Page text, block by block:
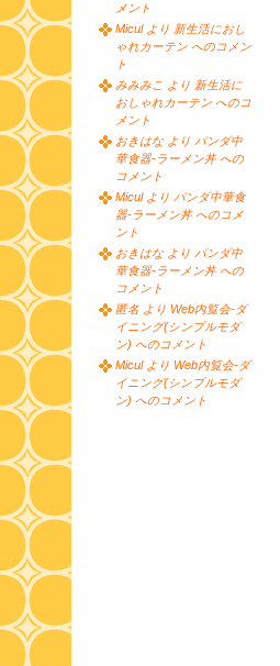
メント
Micul より 新生活におし
ゃれカーテン へのコメン
ト
みみみこ より 新生活に
おしゃれカーテン へのコ
メント
おきはな より パンダ中
華食器-ラーメン丼 への
コメント
Micul より パンダ中華食
器-ラーメン丼 へのコメ
ント
おきはな より パンダ中
華食器-ラーメン丼 への
コメント
匿名 より Web内覧会-ダ
イニング(シンプルモダ
ン) へのコメント
Micul より Web内覧会-ダ
イニング(シンプルモダ
ン) へのコメント